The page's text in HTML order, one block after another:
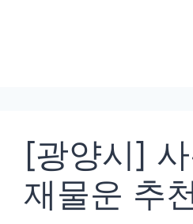
[광양시]
재물운 추